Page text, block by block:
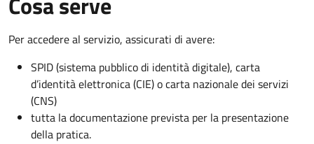
Per accedere al servizio, assicurati di avere:
SPID (sistema pubblico di identità digitale), carta
d’identità elettronica (CIE) o carta nazionale dei servizi
(CNS)
tutta la documentazione prevista per la presentazione
della pratica.